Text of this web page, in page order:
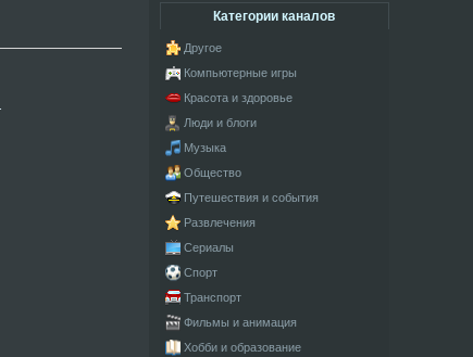
Категории каналов
Другое
Компьютерные игры
Красота и здоровье
Люди и блоги
Музыка
Общество
Путешествия и события
Развлечения
Сериалы
Спорт
Транспорт
Фильмы и анимация
Хобби и образование